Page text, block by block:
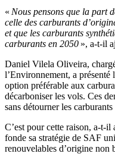
« Nous pensons que la part
celle des carburants
et que les carburants
carburants en 2050 », a-t-il
Daniel Vilela Oliveira,
l’Environnement, a présenté
option préférable aux
décarboniser les vols. Ces
sans détourner les carburants
C’est pour cette raison, a-t-
fonde sa stratégie de SAF
renouvelables d’origine non